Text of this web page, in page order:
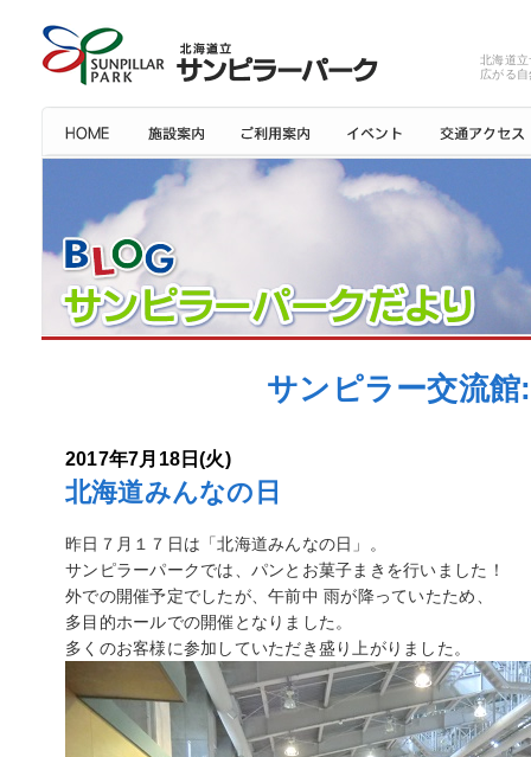
北海道
広がる
サンピラー交流
2017年7月18日(火)
北海道みんなの日
昨日７月１７日は「北海道みんなの日」。
サンピラーパークでは、パンとお菓子まきを行いました！
外での開催予定でしたが、午前中 雨が降っていたため、
多目的ホールでの開催となりました。
多くのお客様に参加していただき盛り上がりました。